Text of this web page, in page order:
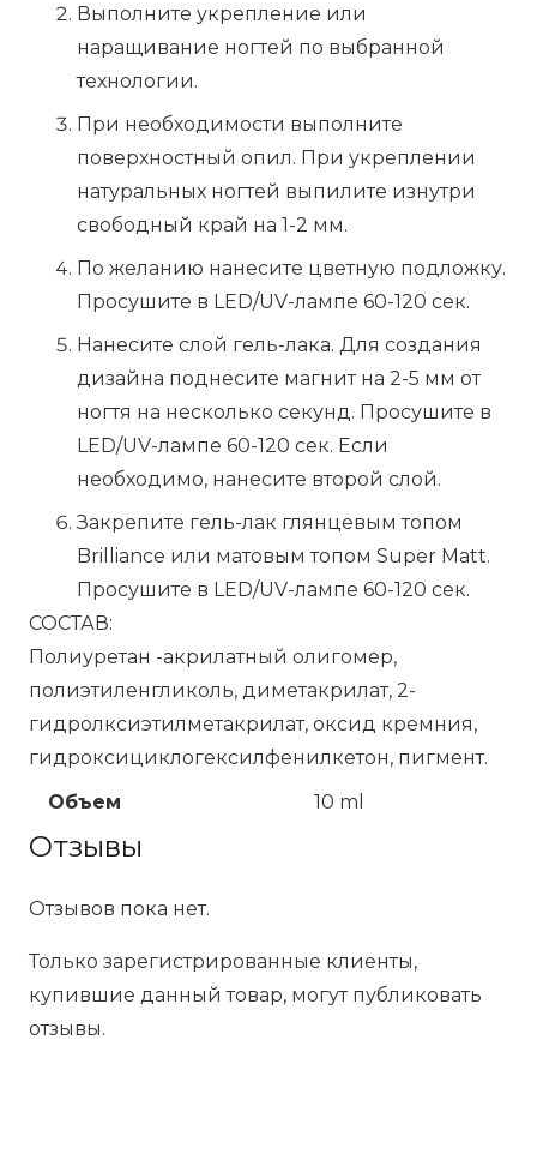
Выполните укрепление или
наращивание ногтей по выбранной
технологии.
При необходимости выполните
поверхностный опил. При укреплении
натуральных ногтей выпилите изнутри
свободный край на 1-2 мм.
По желанию нанесите цветную подложку.
Просушите в LED/UV-лампе 60-120 сек.
Нанесите слой гель-лака. Для создания
дизайна поднесите магнит на 2-5 мм от
ногтя на несколько секунд. Просушите в
LED/UV-лампе 60-120 сек. Если
необходимо, нанесите второй слой.
Закрепите гель-лак глянцевым топом
Brilliance или матовым топом Super Matt.
Просушите в LED/UV-лампе 60-120 сек.
СОСТАВ:
Полиуретан -акрилатный олигомер,
полиэтиленгликоль, диметакрилат, 2-
гидролксиэтилметакрилат, оксид кремния,
гидроксициклогексилфенилкетон, пигмент.
Объем
10 ml
Отзывы
Отзывов пока нет.
Только зарегистрированные клиенты,
купившие данный товар, могут публиковать
отзывы.